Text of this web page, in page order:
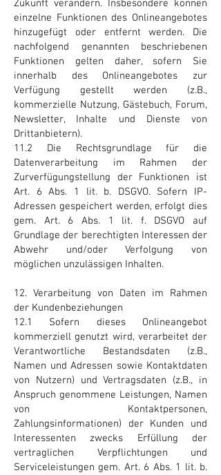
Zukunft verändern. Insbesondere können
einzelne Funktionen des Onlineangebotes
hinzugefügt oder entfernt werden. Die
nachfolgend genannten beschriebenen
Funktionen gelten daher, sofern Sie
innerhalb des Onlineangebotes zur
Verfügung gestellt werden (z.B.,
kommerzielle Nutzung, Gästebuch, Forum,
Newsletter, Inhalte und Dienste von
Drittanbietern).
11.2 Die Rechtsgrundlage für die
Datenverarbeitung im Rahmen der
Zurverfügungstellung der Funktionen ist
Art. 6 Abs. 1 lit. b. DSGVO. Sofern IP-
Adressen gespeichert werden, erfolgt dies
gem. Art. 6 Abs. 1 lit. f. DSGVO auf
Grundlage der berechtigten Interessen der
Abwehr und/oder Verfolgung von
möglichen unzulässigen Inhalten.
12. Verarbeitung von Daten im Rahmen
der Kundenbeziehungen
12.1 Sofern dieses Onlineangebot
kommerziell genutzt wird, verarbeitet der
Verantwortliche Bestandsdaten (z.B.,
Namen und Adressen sowie Kontaktdaten
von Nutzern) und Vertragsdaten (z.B., in
Anspruch genommene Leistungen, Namen
von Kontaktpersonen,
Zahlungsinformationen) der Kunden und
Interessenten zwecks Erfüllung der
vertraglichen Verpflichtungen und
Serviceleistungen gem. Art. 6 Abs. 1 lit. b.